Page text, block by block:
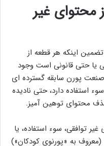
غیر
اینکه هر قطعه از
یا حتی قانونی است وجود
پورن سابقه گسترده ای
استفاده دارد، حتی نادیده
محتوای توهین آمیز.
توافقی، سوء استفاده، یا
به «پورنوی کودکان»)